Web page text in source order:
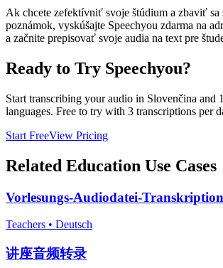
Ak chcete zefektívniť svoje štúdium a zbaviť sa
poznámok, vyskúšajte Speechyou zdarma na
a začnite prepisovať svoje audia na text pre
Ready to Try Speechyou?
Start transcribing your audio in Slovenčina and
languages. Free to try with 3 transcriptions per
Start FreeView Pricing
Related Education Use Cases
Vorlesungs-Audiodatei-Transkription
Teachers • Deutsch
讲座音频转录